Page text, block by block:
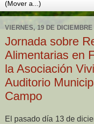
VIERNES, 19 DE DICIEMBRE
Jornada sobre
Alimentarias en
la Asociación
Auditorio
Campo
El pasado día 13 de